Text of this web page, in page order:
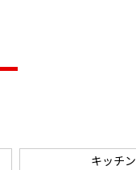
キッチン